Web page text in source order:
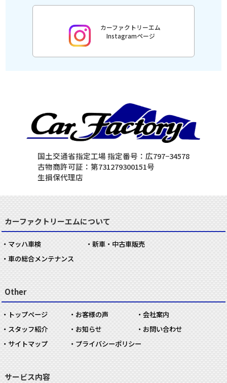
カーファクトリーエム
Instagramページ
国土交通省指定工場 指定番号：広797−34578
古物商許可証：第731279300151号
生損保代理店
カーファクトリーエムについて
マッハ車検
新車・中古車販売
車の総合メンテナンス
Other
トップページ お客様の声
会社案内
スタッフ紹介
お知らせ
お問い合わせ
サイトマップ
プライバシーポリシー
サービス内容